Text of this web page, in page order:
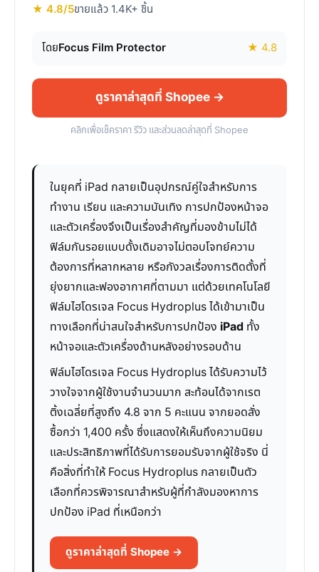
★ 4.8/5ขายแล้ว 1.4K+ ชิ้น
โดยFocus Film Protector ★ 4.8
ดูราคาล่าสุดที่ Shopee →
คลิกเพื่อเช็คราคา รีวิว และส่วนลดล่าสุดที่ Shopee
ในยุคที่ iPad กลายเป็นอุปกรณ์คู่ใจสำหรับการ
ทำงาน เรียน และความบันเทิง การปกป้องหน้าจอ
และตัวเครื่องจึงเป็นเรื่องสำคัญที่มองข้ามไม่ได้
ฟิล์มกันรอยแบบดั้งเดิมอาจไม่ตอบโจทย์ความ
ต้องการที่หลากหลาย หรือกังวลเรื่องการติดตั้งที่
ยุ่งยากและฟองอากาศที่ตามมา แต่ด้วยเทคโนโลยี
ฟิล์มไฮโดรเจล Focus Hydroplus ได้เข้ามาเป็น
ทางเลือกที่น่าสนใจสำหรับการปกป้อง iPad ทั้ง
หน้าจอและตัวเครื่องด้านหลังอย่างรอบด้าน
ฟิล์มไฮโดรเจล Focus Hydroplus ได้รับความไว้
วางใจจากผู้ใช้งานจำนวนมาก สะท้อนได้จากเรต
ติ้งเฉลี่ยที่สูงถึง 4.8 จาก 5 คะแนน จากยอดสั่ง
ซื้อกว่า 1,400 ครั้ง ซึ่งแสดงให้เห็นถึงความนิยม
และประสิทธิภาพที่ได้รับการยอมรับจากผู้ใช้จริง นี่
คือสิ่งที่ทำให้ Focus Hydroplus กลายเป็นตัว
เลือกที่ควรพิจารณาสำหรับผู้ที่กำลังมองหาการ
ปกป้อง iPad ที่เหนือกว่า
ดูราคาล่าสุดที่ Shopee →